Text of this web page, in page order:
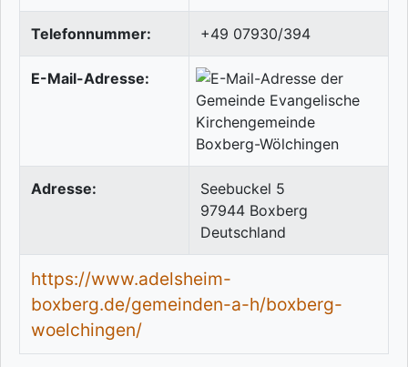
Telefonnummer: +49 07930/394
E-Mail-Adresse:
Adresse:
Seebuckel 5
97944 Boxberg
Deutschland
https://www.adelsheim-
boxberg.de/gemeinden-a-h/boxberg-
woelchingen/